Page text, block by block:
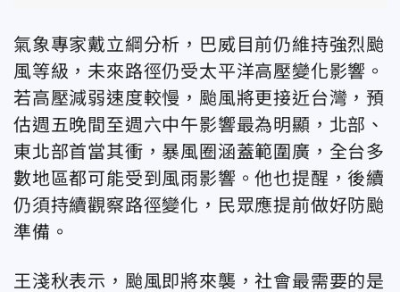
氣象專家戴立綱分析，巴威目前仍維持強烈颱
風等級，未來路徑仍受太平洋高壓變化影響。
若高壓減弱速度較慢，颱風將更接近台灣，預
估週五晚間至週六中午影響最為明顯，北部、
東北部首當其衝，暴風圈涵蓋範圍廣，全台多
數地區都可能受到風雨影響。他也提醒，後續
仍須持續觀察路徑變化，民眾應提前做好防颱
準備。
王淺秋表示，颱風即將來襲，社會最需要的是